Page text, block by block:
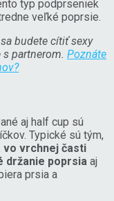
typ podprseniek
veľké poprsie.
budete cítiť sexy
partnerom. Poznáte
aj half cup sú
Typické sú tým,
vo vrchnej časti
držanie poprsia aj
prsia a